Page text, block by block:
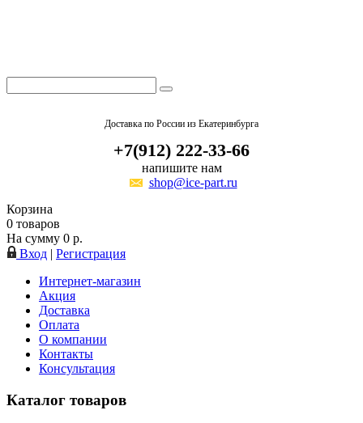
Доставка по России из Екатеринбурга
+7(912) 222-33-66
напишите нам
shop@ice-part.ru
Корзина
0 товаров
На сумму 0 р.
Вход | Регистрация
Интернет-магазин
Акция
Доставка
Оплата
О компании
Контакты
Консультация
Каталог товаров